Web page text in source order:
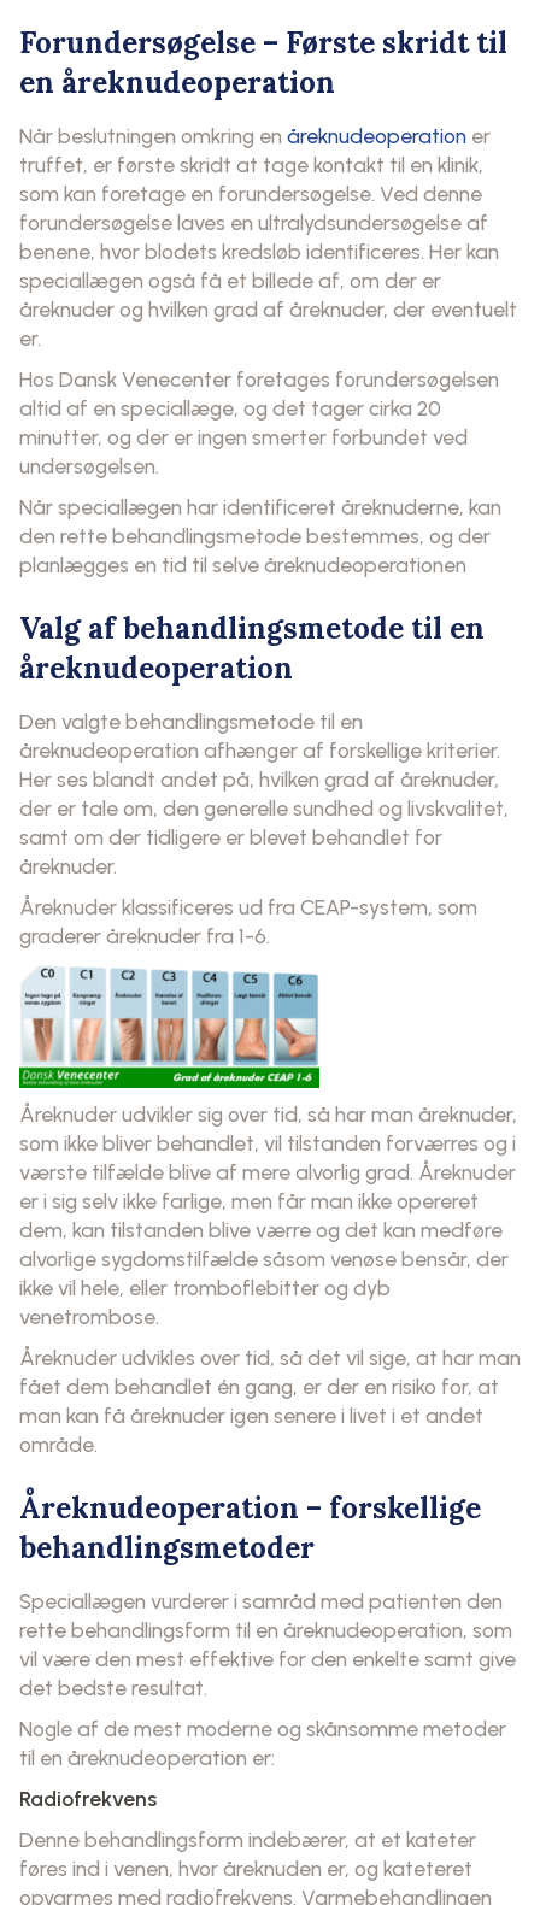
Forundersøgelse – Første skridt til
en åreknudeoperation
Når beslutningen omkring en åreknudeoperation er
truffet, er første skridt at tage kontakt til en klinik,
som kan foretage en forundersøgelse. Ved denne
forundersøgelse laves en ultralydsundersøgelse af
benene, hvor blodets kredsløb identificeres. Her kan
speciallægen også få et billede af, om der er
åreknuder og hvilken grad af åreknuder, der eventuelt
er.
Hos Dansk Venecenter foretages forundersøgelsen
altid af en speciallæge, og det tager cirka 20
minutter, og der er ingen smerter forbundet ved
undersøgelsen.
Når speciallægen har identificeret åreknuderne, kan
den rette behandlingsmetode bestemmes, og der
planlægges en tid til selve åreknudeoperationen
Valg af behandlingsmetode til en
åreknudeoperation
Den valgte behandlingsmetode til en
åreknudeoperation afhænger af forskellige kriterier.
Her ses blandt andet på, hvilken grad af åreknuder,
der er tale om, den generelle sundhed og livskvalitet,
samt om der tidligere er blevet behandlet for
åreknuder.
Åreknuder klassificeres ud fra CEAP-system, som
graderer åreknuder fra 1-6.
Åreknuder udvikler sig over tid, så har man åreknuder,
som ikke bliver behandlet, vil tilstanden forværres og i
værste tilfælde blive af mere alvorlig grad. Åreknuder
er i sig selv ikke farlige, men får man ikke opereret
dem, kan tilstanden blive værre og det kan medføre
alvorlige sygdomstilfælde såsom venøse bensår, der
ikke vil hele, eller tromboflebitter og dyb
venetrombose.
Åreknuder udvikles over tid, så det vil sige, at har man
fået dem behandlet én gang, er der en risiko for, at
man kan få åreknuder igen senere i livet i et andet
område.
Åreknudeoperation – forskellige
behandlingsmetoder
Speciallægen vurderer i samråd med patienten den
rette behandlingsform til en åreknudeoperation, som
vil være den mest effektive for den enkelte samt give
det bedste resultat.
Nogle af de mest moderne og skånsomme metoder
til en åreknudeoperation er:
Radiofrekvens
Denne behandlingsform indebærer, at et kateter
føres ind i venen, hvor åreknuden er, og kateteret
opvarmes med radiofrekvens. Varmebehandlingen